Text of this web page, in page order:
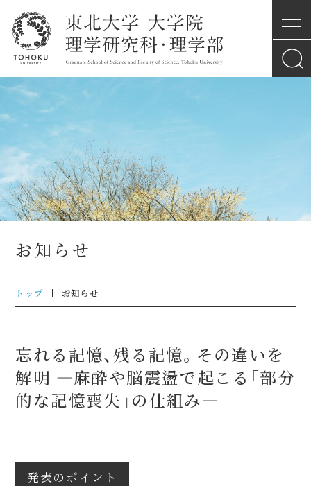
お知らせ
トップ お知らせ
忘れる記憶、残る記憶。その違いを
解明 ―麻酔や脳震盪で起こる「部分
的な記憶喪失」の仕組み―
発表のポイント